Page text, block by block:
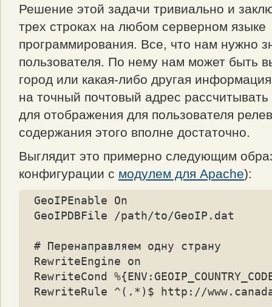
Решение этой задачи тривиально и
трех строках на любом серверном языке
программирования. Все, что нам нужно
пользователя. По нему нам может быть
город или какая-либо другая
на точный почтовый адрес
для отображения для пользователя
содержания этого вполне достаточно.
Выглядит это примерно следующим
конфигурации с модулем для Apache):
GeoIPEnable On
GeoIPDBFile /path/to/GeoIP.dat
# Перенаправляем одну страну
RewriteEngine on
RewriteCond
RewriteRule ^(.*)$ http://